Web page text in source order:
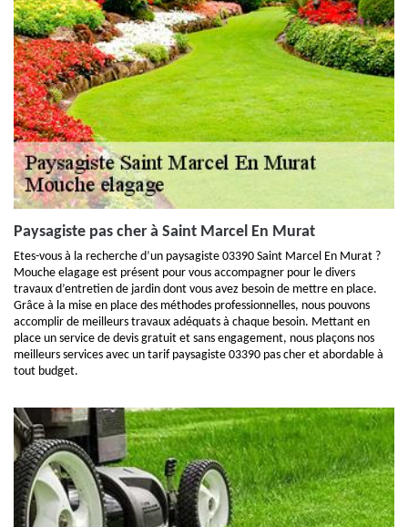
Paysagiste pas cher à Saint Marcel En Murat
Etes-vous à la recherche d’un paysagiste 03390 Saint Marcel En Murat ?
Mouche elagage est présent pour vous accompagner pour le divers
travaux d’entretien de jardin dont vous avez besoin de mettre en place.
Grâce à la mise en place des méthodes professionnelles, nous pouvons
accomplir de meilleurs travaux adéquats à chaque besoin. Mettant en
place un service de devis gratuit et sans engagement, nous plaçons nos
meilleurs services avec un tarif paysagiste 03390 pas cher et abordable à
tout budget.